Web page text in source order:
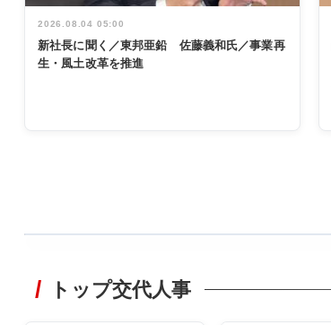
2026.08.04 05:00
新社長に聞く／東邦亜鉛 佐藤義和氏／事業再
生・風土改革を推進
非鉄業界で
トップ交代人事